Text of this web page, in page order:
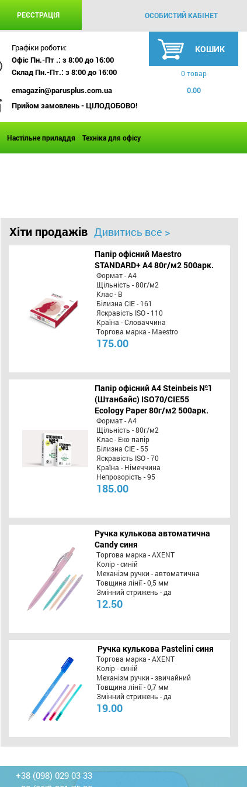
РЕЄСТРАЦІЯ ОСОБИСТИЙ КАБІНЕТ
Графіки роботи:
Офіс Пн.-Пт .: з 8:00 до 16:00
Склад Пн.-Пт.: з 8:00 до 16:00
emagazin@parusplus.com.ua
Прийом замовлень - ЦІЛОДОБОВО!
КОШИК
0 товар
0.00
Настільне приладдя Техніка для офісу
Хіти продажів Дивитись все >
Папір офісний Maestro
STANDARD+ А4 80г/м2 500арк.
Формат - А4
Щільність - 80г/м2
Клас - B
Білизна CIE - 161
Яскравість ISO - 110
Країна - Словаччина
Торгова марка - Maestro
175.00
Папір офісний A4 Steinbeis №1
(Штанбайс) ISO70/СІЕ55
Ecology Paper 80г/м2 500арк.
Формат - А4
Щільність - 80г/м2
Клас - Еко папір
Білизна CIE - 55
Яскравість ISO - 70
Країна - Німеччина
Непрозорість - 95
185.00
Ручка кулькова автоматична
Candy синя
Торгова марка - AXENT
Колір - синій
Механізм ручки - автоматична
Товщина лінії - 0,5 мм
Змінний стрижень - да
12.50
Ручка кулькова Pastelini синя
Торгова марка - AXENT
Колір - синій
Механізм ручки - звичайний
Товщина лінії - 0,7 мм
Змінний стрижень - да
19.00
+38 (098) 029 03 33